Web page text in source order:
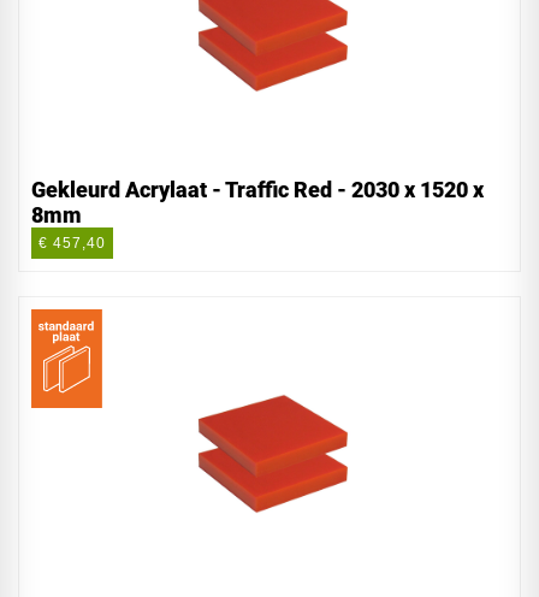
Gekleurd Acrylaat - Traffic Red - 2030 x 1520 x
8mm
€ 457,40